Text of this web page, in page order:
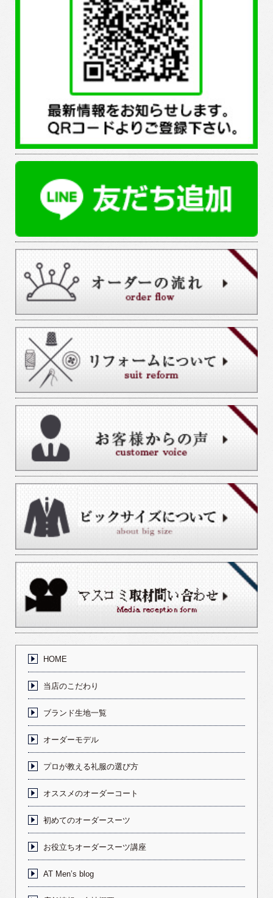
HOME
当店のこだわり
ブランド生地一覧
オーダーモデル
プロが教える礼服の選び方
オススメのオーダーコート
初めてのオーダースーツ
お役立ちオーダースーツ講座
AT Men’s blog